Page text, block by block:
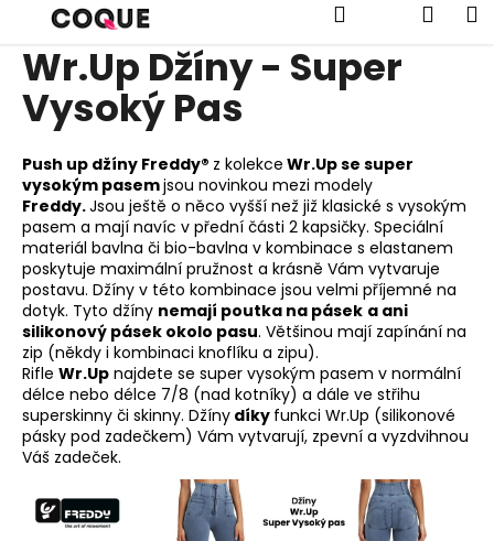
obsah
Hledat
Wr.Up Džíny - Super
Vysoký Pas
Push up džíny Freddy® z kolekce Wr.Up se super
vysokým pasemjsou novinkou mezi modely
Freddy.Jsou ještě o něco vyšší než již klasické s vysokým
pasem a mají navíc v přední části 2 kapsičky. Speciální
materiál bavlna či bio-bavlna v kombinace s elastanem
poskytuje maximální pružnost a krásně Vám vytvaruje
postavu. Džíny v této kombinace jsou velmi příjemné na
dotyk. Tyto džíny nemají poutka na pásek a ani
silikonový pásek okolo pasu. Většinou mají zapínání na
zip (někdy i kombinaci knoflíku a zipu).
Rifle Wr.Up najdete se super vysokým pasem v normální
délce nebo délce 7/8 (nad kotníky) a dále ve střihu
superskinny či skinny. Džíny díky funkci Wr.Up (silikonové
pásky pod zadečkem) Vám vytvarují, zpevní a vyzdvihnou
Váš zadeček.
Zpět
Zpět
C
o
p
o
t
ř
e
b
u
j
e
t
e
n
a